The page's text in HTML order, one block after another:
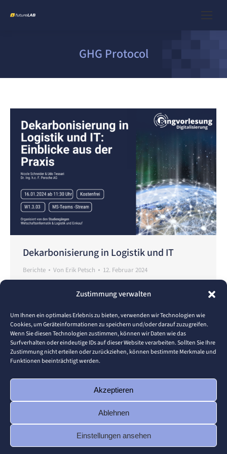
Zustimmung verwalten
Um Ihnen ein optimales Erlebnis zu bieten, verwenden wir Technologien wie
Cookies, um Geräteinformationen zu speichern und/oder darauf zuzugreifen.
Wenn Sie diesen Technologien zustimmen, können wir Daten wie das
Surfverhalten oder eindeutige IDs auf dieser Website verarbeiten. Sollten Sie Ihre
Zustimmung nicht erteilen oder zurückziehen, können bestimmte Merkmale und
Funktionen beeinträchtigt werden.
Akzeptieren
Ablehnen
Einstellungen ansehen
GHG Protocol
Dekarbonisierung in Logistik und IT
Berichte Von Erik Petsch 12. Februar 2024
Ringvorlesung Digitalisierung an der Hochschule
Pforzheim fand am 16. Januar 2024 ein fesselnder
Vortrag zum Thema „Dekarbonisierung in Logistik
und IT“ statt. Die beiden Referenten, Nicole
Schneider und Udo Tessari von der Porsche AG,
boten den Zuhörern einen tiefen Einblick in
nachhaltige Praktiken im Bereich der Logistik